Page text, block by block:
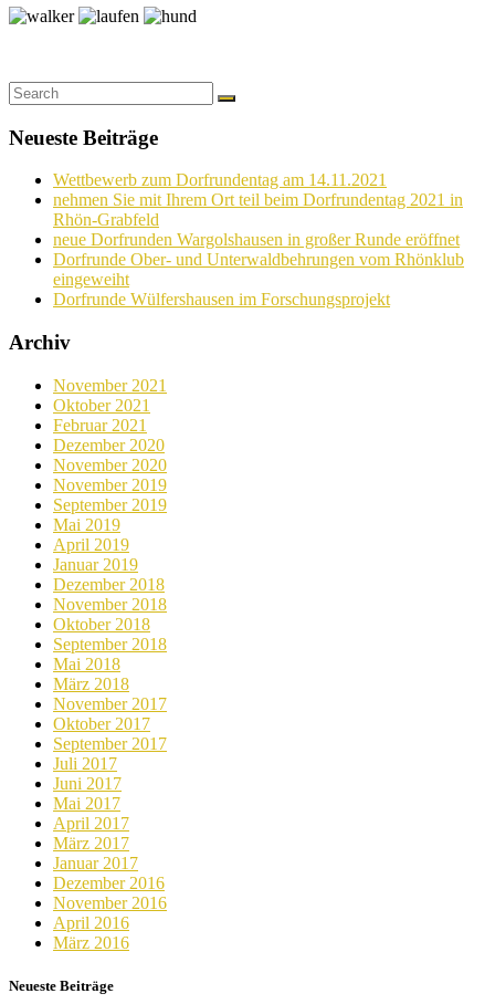
Neueste Beiträge
Wettbewerb zum Dorfrundentag am 14.11.2021
nehmen Sie mit Ihrem Ort teil beim Dorfrundentag 2021 in
Rhön-Grabfeld
neue Dorfrunden Wargolshausen in großer Runde eröffnet
Dorfrunde Ober- und Unterwaldbehrungen vom Rhönklub
eingeweiht
Dorfrunde Wülfershausen im Forschungsprojekt
Archiv
November 2021
Oktober 2021
Februar 2021
Dezember 2020
November 2020
November 2019
September 2019
Mai 2019
April 2019
Januar 2019
Dezember 2018
November 2018
Oktober 2018
September 2018
Mai 2018
März 2018
November 2017
Oktober 2017
September 2017
Juli 2017
Juni 2017
Mai 2017
April 2017
März 2017
Januar 2017
Dezember 2016
November 2016
April 2016
März 2016
Neueste Beiträge